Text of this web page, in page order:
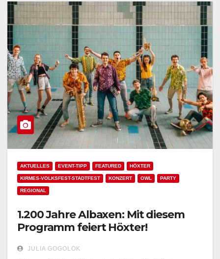
AKTUELLES EVENT-TIPP FEATURED HÖXTER
KIRMES-VOLKSFEST-STADTFEST KONZERT OWL PARTY
REGIONAL
1.200 Jahre Albaxen: Mit diesem
Programm feiert Höxter!
JULIA GOGOLOK